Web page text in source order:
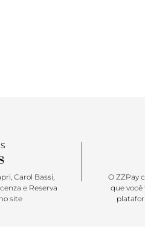
Carol Bassi,
e Reserva
site
O ZZPay
que você